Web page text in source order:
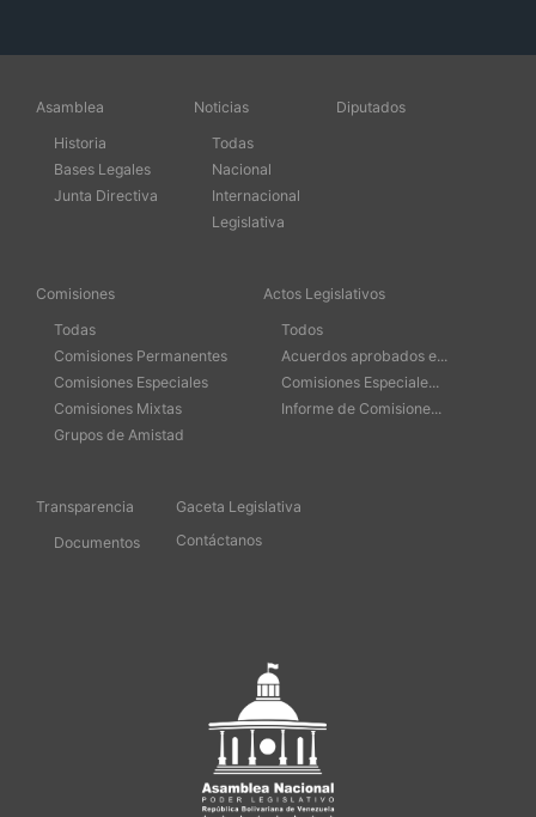
Asamblea
Historia
Bases Legales
Junta Directiva
Noticias
Todas
Nacional
Internacional
Legislativa
Diputados
Comisiones
Todas
Comisiones Permanentes
Comisiones Especiales
Comisiones Mixtas
Grupos de Amistad
Actos Legislativos
Todos
Acuerdos aprobados e...
Comisiones Especiale...
Informe de Comisione...
Transparencia
Documentos
Gaceta Legislativa
Contáctanos